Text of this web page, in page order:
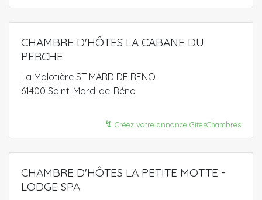
CHAMBRE D'HÔTES LA CABANE DU
PERCHE
La Malotière ST MARD DE RENO
61400 Saint-Mard-de-Réno
↯ Créez votre annonce GitesChambres
CHAMBRE D'HÔTES LA PETITE MOTTE -
LODGE SPA